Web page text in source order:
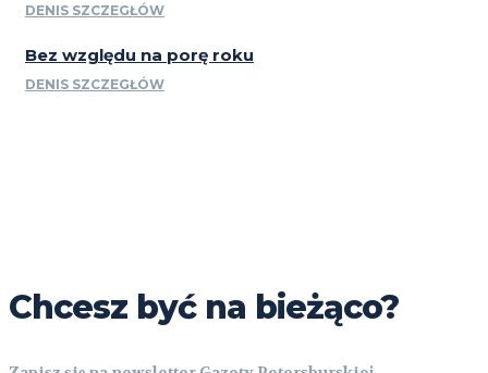
DENIS SZCZEGŁÓW
Bez względu na porę roku
DENIS SZCZEGŁÓW
Chcesz być na bieżąco?